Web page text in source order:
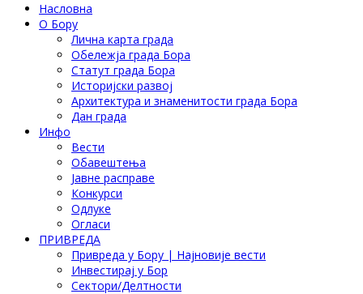
Насловна
О Бору
Лична карта града
Обележја града Бора
Статут града Бора
Историјски развој
Архитектура и знаменитости града Бора
Дан града
Инфо
Вести
Обавештења
Јавне расправе
Конкурси
Одлуке
Огласи
ПРИВРЕДА
Привреда у Бору | Најновије вести
Инвестирај у Бор
Сектори/Делтности